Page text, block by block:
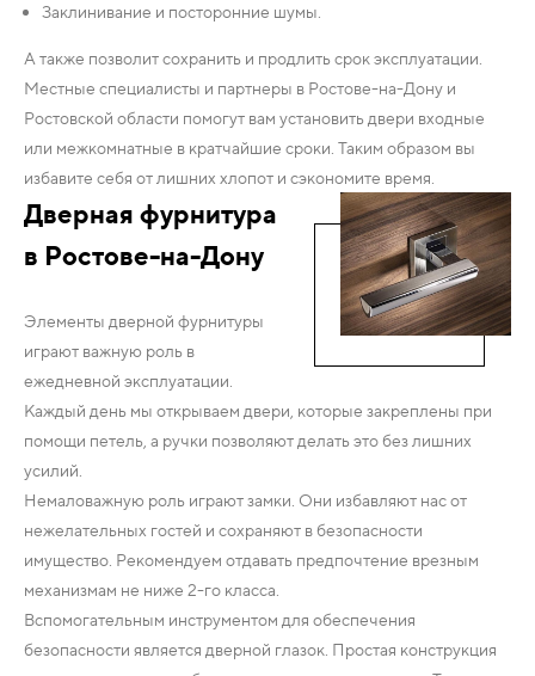
Заклинивание и посторонние шумы.
А также позволит сохранить и продлить срок эксплуатации.
Местные специалисты и партнеры в Ростове-на-Дону и
Ростовской области помогут вам установить двери входные
или межкомнатные в кратчайшие сроки. Таким образом вы
избавите себя от лишних хлопот и сэкономите время.
Дверная фурнитура
в Ростове-на-Дону
Элементы дверной фурнитуры
играют важную роль в
ежедневной эксплуатации.
Каждый день мы открываем двери, которые закреплены при
помощи петель, а ручки позволяют делать это без лишних
усилий.
Немаловажную роль играют замки. Они избавляют нас от
нежелательных гостей и сохраняют в безопасности
имущество. Рекомендуем отдавать предпочтение врезным
механизмам не ниже 2-го класса.
Вспомогательным инструментом для обеспечения
безопасности является дверной глазок. Простая конструкция